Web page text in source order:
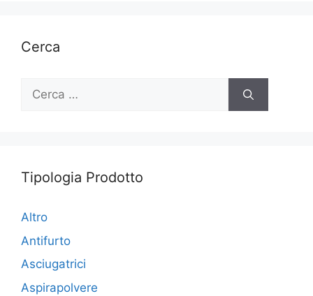
Cerca
Ricerca
Tipologia Prodotto
Altro
Antifurto
Asciugatrici
Aspirapolvere